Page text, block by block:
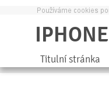
Titulní stránka